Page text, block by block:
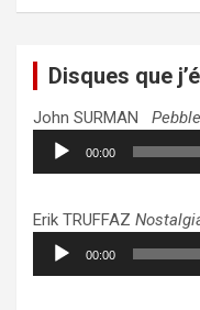
Disques que
John SURMAN
Lecteur
audio
00:00
Erik TRUFFAZ
Lecteur
audio
00:00